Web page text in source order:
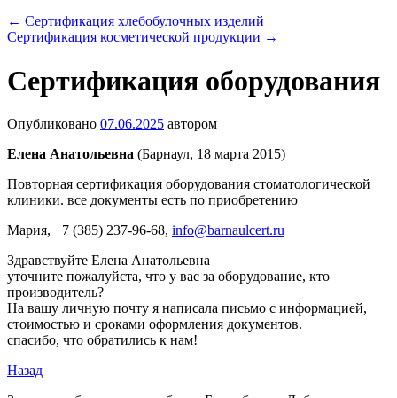
← Сертификация хлебобулочных изделий
Сертификация косметической продукции →
Сертификация оборудования
Опубликовано 07.06.2025 автором
Елена Анатольевна (Барнаул, 18 марта 2015)
Повторная сертификация оборудования стоматологической
клиники. все документы есть по приобретению
Мария, +7 (385) 237-96-68, info@barnaulcert.ru
Здравствуйте Елена Анатольевна
уточните пожалуйста, что у вас за оборудование, кто
производитель?
На вашу личную почту я написала письмо с информацией,
стоимостью и сроками оформления документов.
спасибо, что обратились к нам!
Назад